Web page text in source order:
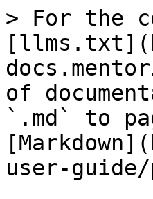
> For the
of
`.md` to
user-